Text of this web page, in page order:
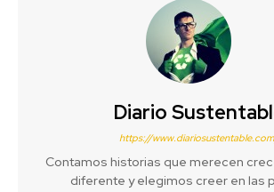
Diario
https://
Contamos historias que merecen
diferente y elegimos creer en las